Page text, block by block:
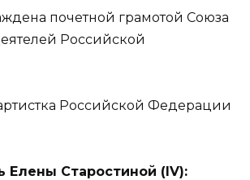
почетной грамотой Союза
Российской
Российской Федерации
Елены Старостиной (IV):